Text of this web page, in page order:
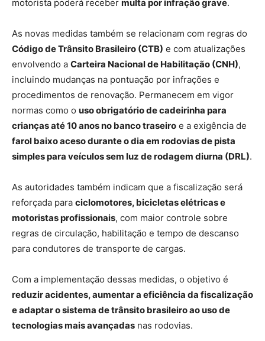
motorista poderá receber multa por infração grave.
As novas medidas também se relacionam com regras do
Código de Trânsito Brasileiro (CTB) e com atualizações
envolvendo a Carteira Nacional de Habilitação (CNH),
incluindo mudanças na pontuação por infrações e
procedimentos de renovação. Permanecem em vigor
normas como o uso obrigatório de cadeirinha para
crianças até 10 anos no banco traseiro e a exigência de
farol baixo aceso durante o dia em rodovias de pista
simples para veículos sem luz de rodagem diurna (DRL).
As autoridades também indicam que a fiscalização será
reforçada para ciclomotores, bicicletas elétricas e
motoristas profissionais, com maior controle sobre
regras de circulação, habilitação e tempo de descanso
para condutores de transporte de cargas.
Com a implementação dessas medidas, o objetivo é
reduzir acidentes, aumentar a eficiência da fiscalização
e adaptar o sistema de trânsito brasileiro ao uso de
tecnologias mais avançadas nas rodovias.